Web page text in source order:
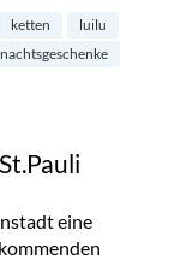
ketten
luilu
eine